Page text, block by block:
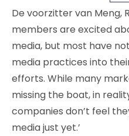
De voorzitter van Meng,
members are excited
media, but most have
media practices into
efforts. While many
missing the boat, in
companies don’t feel
media just yet.’